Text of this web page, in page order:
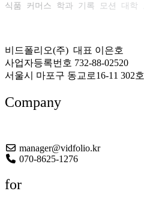
식품
커머스 학과 기록 모션 대학
비드폴리오(주) 대표 이은호
사업자등록번호 732-88-02520
서울시 마포구 동교로16-11 302호
Company
manager@vidfolio.kr
070-8625-1276
for